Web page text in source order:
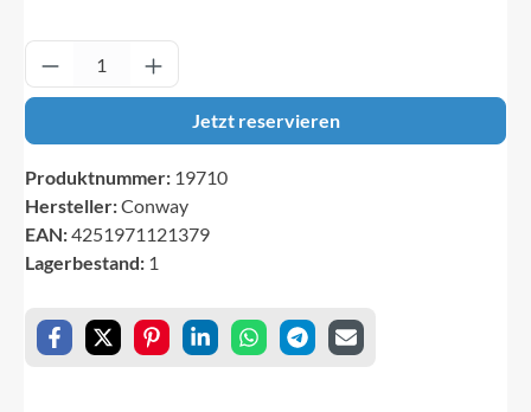
Produkt Anzahl: Gib den gewünschten
Jetzt reservieren
Produktnummer: 19710
Hersteller:Conway
EAN:4251971121379
Lagerbestand: 1